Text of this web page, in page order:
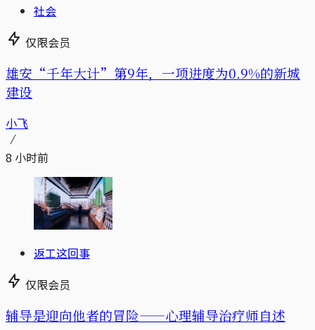
社会
仅限会员
雄安“千年大计”第9年，一项进度为0.9%的新城
建设
小飞
8 小时前
返工这回事
仅限会员
辅导是迎向他者的冒险——心理辅导治疗师自述